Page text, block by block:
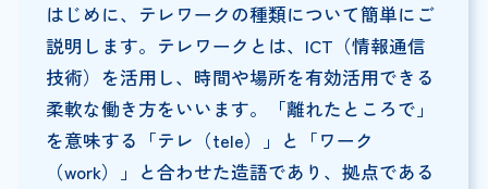
はじめに、テレワークの種類について簡単にご
説明します。テレワークとは、ICT（情報通信
技術）を活用し、時間や場所を有効活用できる
柔軟な働き方をいいます。「離れたところで」
を意味する「テレ（tele）」と「ワーク
（work）」と合わせた造語であり、拠点である